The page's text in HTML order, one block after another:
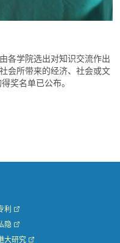
各学院选出对知识交流作出
会所带来的经济、社会或文
奖名单已公布。
利
隐
大研究